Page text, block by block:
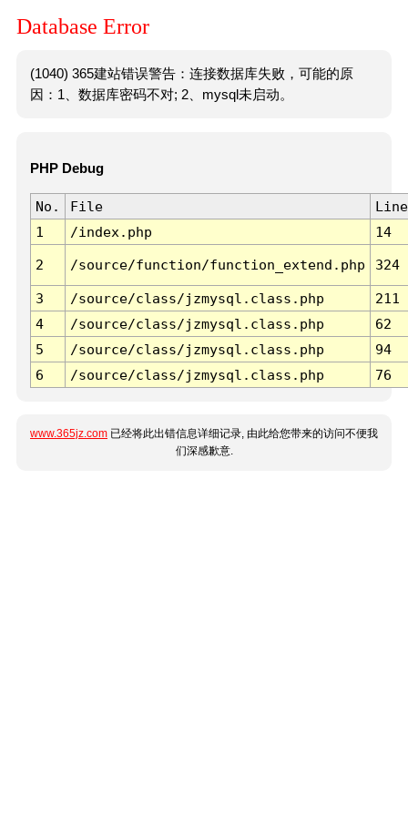
Database Error
(1040) 365建站错误警告：连接数据库失败，可能的原
因：1、数据库密码不对; 2、mysql未启动。
PHP Debug
No. File
Line
1
/index.php 14
2 /source/function/function_extend.php 324
3 /source/class/jzmysql.class.php
211
4
/source/class/jzmysql.class.php
62
5
/source/class/jzmysql.class.php
94
6
/source/class/jzmysql.class.php 76
www.365jz.com 已经将此出错信息详细记录, 由此给您带来的访问不便我
们深感歉意.